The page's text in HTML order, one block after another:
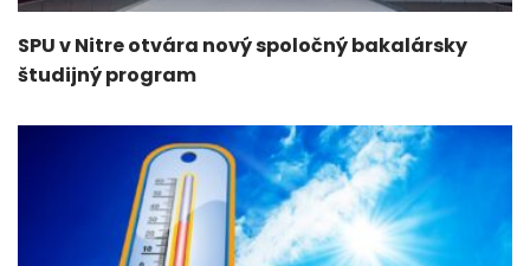
SPU v Nitre otvára nový spoločný bakalársky
študijný program